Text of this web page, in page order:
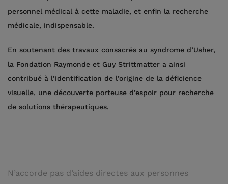
personnel médical à cette maladie, et enfin la recherche
médicale, indispensable.
En soutenant des travaux consacrés au syndrome d’Usher,
la Fondation Raymonde et Guy Strittmatter a ainsi
contribué à l’identification de l’origine de la déficience
visuelle, une découverte porteuse d’espoir pour recherche
de solutions thérapeutiques.
N’accorde pas d’aides directes aux personnes